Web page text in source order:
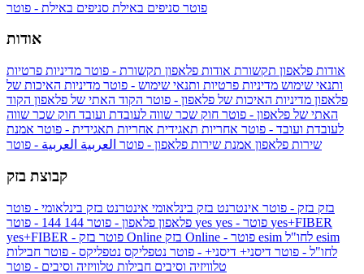
פוטר סניפים באילת סניפים באילת - פוטר
אודות
אודות פלאפון תקשורת אודות פלאפון תקשורת - פוטר מדיניות פרטיות
ותנאי שימוש מדיניות פרטיות ותנאי שימוש - פוטר מדיניות האיכות של
פלאפון מדיניות האיכות של פלאפון - פוטר הקוד האתי של פלאפון הקוד
האתי של פלאפון - פוטר חוק שכר שווה לעובדת ועובד חוק שכר שווה
לעובדת ועובד - פוטר אחריות תאגידית אחריות תאגידית - פוטר אמנת
שירות פלאפון אמנת שירות פלאפון - פוטר العربية العربية - פוטר
קבוצת בזק
בזק בזק - פוטר אינטרנט בזק בינלאומי אינטרנט בזק בינלאומי - פוטר
פלאפון פלאפון - פוטר 144 yes
yes+FIBER
yes+FIBER - פוטר בזק Online
esim
לחו"ל - פוטר דיסני+ דיסני+ - פוטר נטפליקס נטפליקס - פוטר חבילות
טלוויזיה וסיבים חבילות טלוויזיה וסיבים - פוטר